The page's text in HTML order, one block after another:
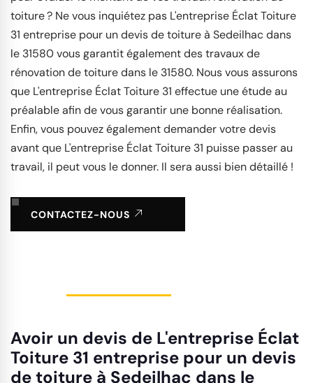
toiture ? Ne vous inquiétez pas L'entreprise Éclat Toiture
31 entreprise pour un devis de toiture à Sedeilhac dans
le 31580 vous garantit également des travaux de
rénovation de toiture dans le 31580. Nous vous assurons
que L'entreprise Éclat Toiture 31 effectue une étude au
préalable afin de vous garantir une bonne réalisation.
Enfin, vous pouvez également demander votre devis
avant que L'entreprise Éclat Toiture 31 puisse passer au
travail, il peut vous le donner. Il sera aussi bien détaillé !
CONTACTEZ-NOUS
Avoir un devis de L'entreprise Éclat
Toiture 31 entreprise pour un devis
de toiture à Sedeilhac dans le